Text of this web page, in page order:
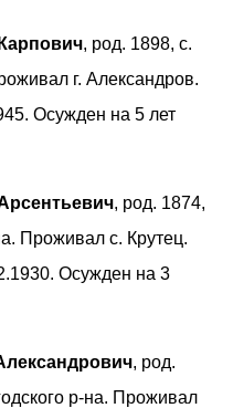
, род. 1898, с.
г. Александров.
Осужден на 5 лет
, род. 1874,
Проживал с. Крутец.
Осужден на 3
, род.
р-на. Проживал